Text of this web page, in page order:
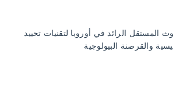
المستقل الرائد في أوروبا لتقنيات تحييد
والقرصنة البيولوجية